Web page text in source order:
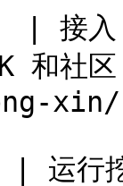
接入
和社
行挖